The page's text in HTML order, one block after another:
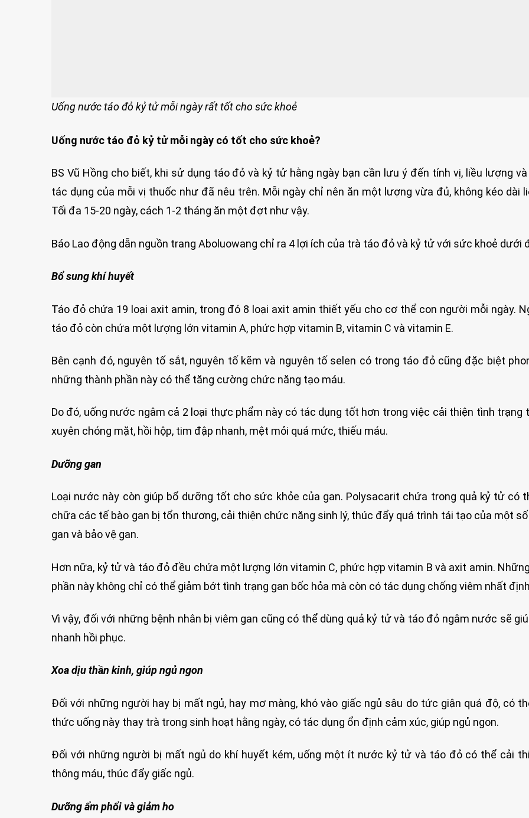
Uống nước táo đỏ kỷ tử mỗi ngày rất tốt cho sức khoẻ
Uống nước táo đỏ kỷ tử mỗi ngày có tốt cho sức khoẻ?
BS Vũ Hồng cho biết, khi sử dụng táo đỏ và kỷ tử hằng ngày bạn cần lưu ý đến tính vị, liều lượng
tác dụng của mỗi vị thuốc như đã nêu trên. Mỗi ngày chỉ nên ăn một lượng vừa đủ, không kéo dài
Tối đa 15-20 ngày, cách 1-2 tháng ăn một đợt như vậy.
Báo Lao động dẫn nguồn trang Aboluowang chỉ ra 4 lợi ích của trà táo đỏ và kỷ tử với sức khoẻ dưới
Bổ sung khí huyết
Táo đỏ chứa 19 loại axit amin, trong đó 8 loại axit amin thiết yếu cho cơ thể con người mỗi ngày.
táo đỏ còn chứa một lượng lớn vitamin A, phức hợp vitamin B, vitamin C và vitamin E.
Bên cạnh đó, nguyên tố sắt, nguyên tố kẽm và nguyên tố selen có trong táo đỏ cũng đặc biệt
những thành phần này có thể tăng cường chức năng tạo máu.
Do đó, uống nước ngâm cả 2 loại thực phẩm này có tác dụng tốt hơn trong việc cải thiện tình trạng
xuyên chóng mặt, hồi hộp, tim đập nhanh, mệt mỏi quá mức, thiếu máu.
Dưỡng gan
Loại nước này còn giúp bổ dưỡng tốt cho sức khỏe của gan. Polysacarit chứa trong quả kỷ tử có
chữa các tế bào gan bị tổn thương, cải thiện chức năng sinh lý, thúc đẩy quá trình tái tạo của một
gan và bảo vệ gan.
Hơn nữa, kỷ tử và táo đỏ đều chứa một lượng lớn vitamin C, phức hợp vitamin B và axit amin.
phần này không chỉ có thể giảm bớt tình trạng gan bốc hỏa mà còn có tác dụng chống viêm nhất
Vì vậy, đối với những bệnh nhân bị viêm gan cũng có thể dùng quả kỷ tử và táo đỏ ngâm nước sẽ
nhanh hồi phục.
Xoa dịu thần kinh, giúp ngủ ngon
Đối với những người hay bị mất ngủ, hay mơ màng, khó vào giấc ngủ sâu do tức giận quá độ, có
thức uống này thay trà trong sinh hoạt hằng ngày, có tác dụng ổn định cảm xúc, giúp ngủ ngon.
Đối với những người bị mất ngủ do khí huyết kém, uống một ít nước kỷ tử và táo đỏ có thể cải
thông máu, thúc đẩy giấc ngủ.
Dưỡng ẩm phổi và giảm ho